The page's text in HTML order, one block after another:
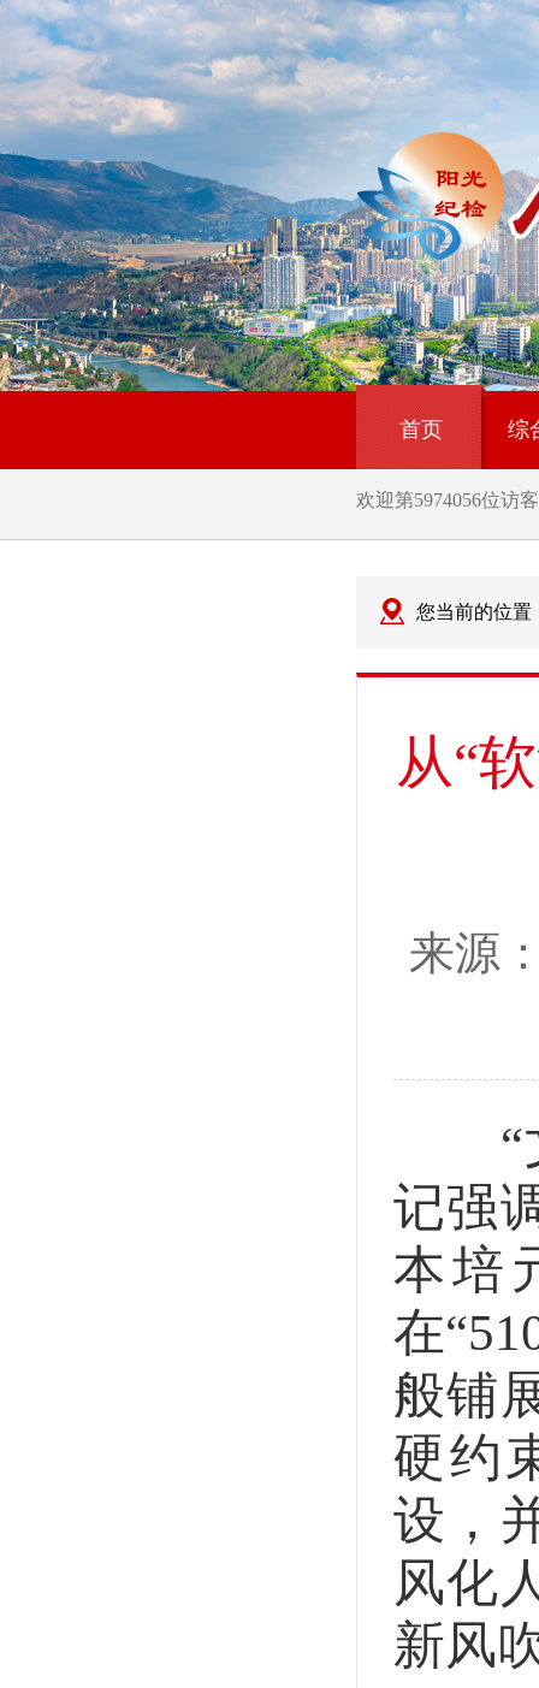
首页 综
欢迎第5974056位访客
您当前的位置
从“
来源
“文
记强
本培
在
般铺
硬约
设，
风化
新风